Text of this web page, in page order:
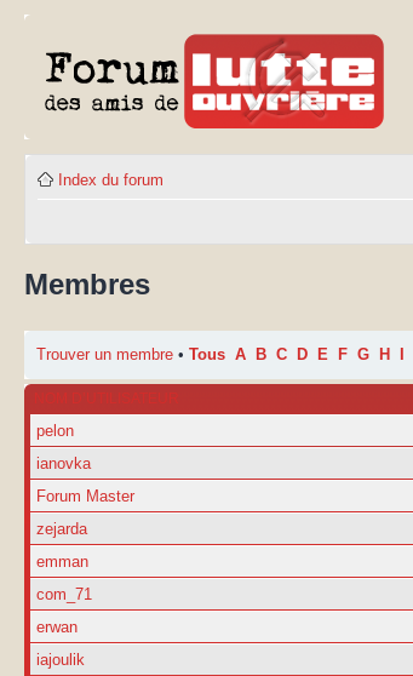
Index du forum
Membres
Trouver un membre • Tous A B C D E F G H
NOM D’UTILISATEUR
pelon
ianovka
Forum Master
zejarda
emman
com_71
erwan
iajoulik